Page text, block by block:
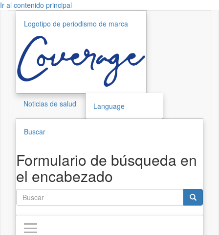
Ir al contenido principal
Logotipo de periodismo de marca
Noticias de salud Language
Buscar
Formulario de búsqueda en
el encabezado
Buscar Buscar